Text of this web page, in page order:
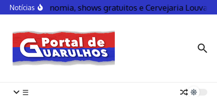
NotíciasGastronomia, shows gratuitos e Cervejaria
☰